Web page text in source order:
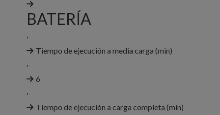
BATERÍA
'
Tiempo de ejecución a media carga (min)
'
6
'
Tiempo de ejecución a carga completa (min)